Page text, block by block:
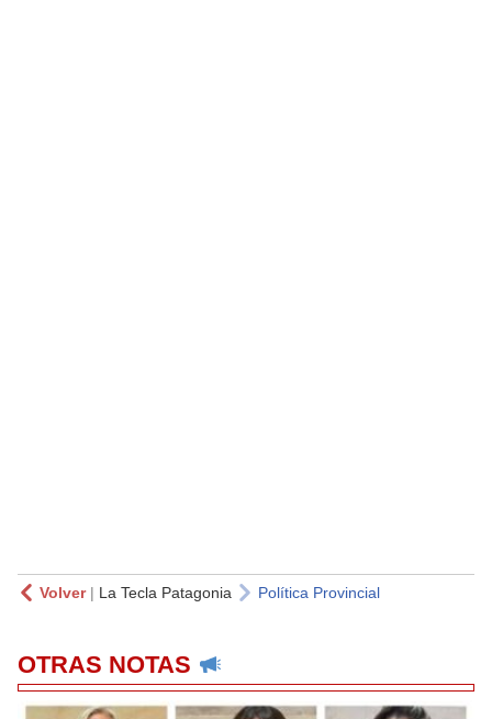
Volver| La Tecla Patagonia Política Provincial
OTRAS NOTAS